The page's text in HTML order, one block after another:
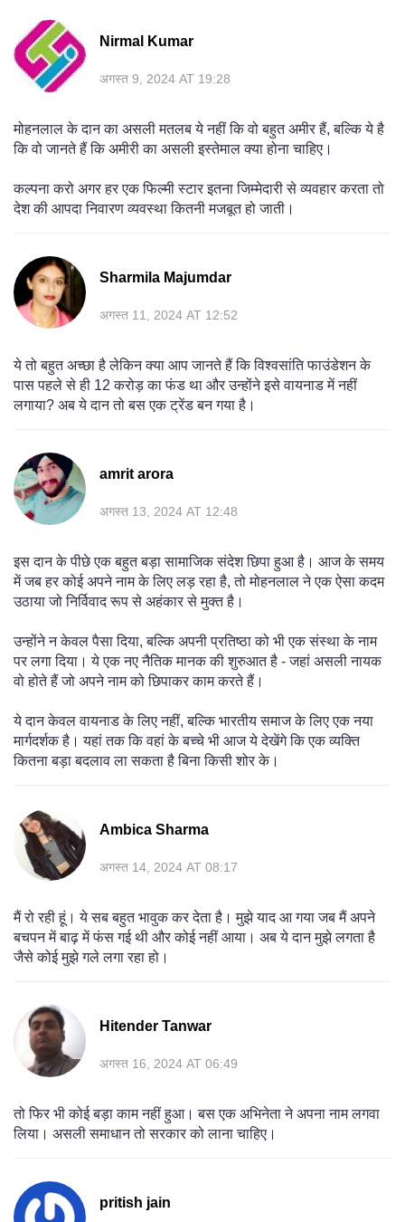
Nirmal Kumar
अगस्त 9, 2024 AT 19:28
मोहनलाल के दान का असली मतलब ये नहीं कि वो बहुत अमीर हैं, बल्कि ये है
कि वो जानते हैं कि अमीरी का असली इस्तेमाल क्या होना चाहिए।
कल्पना करो अगर हर एक फिल्मी स्टार इतना जिम्मेदारी से व्यवहार करता तो
देश की आपदा निवारण व्यवस्था कितनी मजबूत हो जाती।
Sharmila Majumdar
अगस्त 11, 2024 AT 12:52
ये तो बहुत अच्छा है लेकिन क्या आप जानते हैं कि विश्वसांति फाउंडेशन के
पास पहले से ही 12 करोड़ का फंड था और उन्होंने इसे वायनाड में नहीं
लगाया? अब ये दान तो बस एक ट्रेंड बन गया है।
amrit arora
अगस्त 13, 2024 AT 12:48
इस दान के पीछे एक बहुत बड़ा सामाजिक संदेश छिपा हुआ है। आज के समय
में जब हर कोई अपने नाम के लिए लड़ रहा है, तो मोहनलाल ने एक ऐसा कदम
उठाया जो निर्विवाद रूप से अहंकार से मुक्त है।
उन्होंने न केवल पैसा दिया, बल्कि अपनी प्रतिष्ठा को भी एक संस्था के नाम
पर लगा दिया। ये एक नए नैतिक मानक की शुरुआत है - जहां असली नायक
वो होते हैं जो अपने नाम को छिपाकर काम करते हैं।
ये दान केवल वायनाड के लिए नहीं, बल्कि भारतीय समाज के लिए एक नया
मार्गदर्शक है। यहां तक कि वहां के बच्चे भी आज ये देखेंगे कि एक व्यक्ति
कितना बड़ा बदलाव ला सकता है बिना किसी शोर के।
Ambica Sharma
अगस्त 14, 2024 AT 08:17
मैं रो रही हूं। ये सब बहुत भावुक कर देता है। मुझे याद आ गया जब मैं अपने
बचपन में बाढ़ में फंस गई थी और कोई नहीं आया। अब ये दान मुझे लगता है
जैसे कोई मुझे गले लगा रहा हो।
Hitender Tanwar
अगस्त 16, 2024 AT 06:49
तो फिर भी कोई बड़ा काम नहीं हुआ। बस एक अभिनेता ने अपना नाम लगवा
लिया। असली समाधान तो सरकार को लाना चाहिए।
pritish jain